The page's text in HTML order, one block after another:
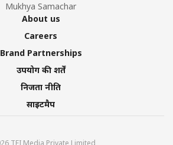
Mukhya Samachar
About us
Careers
Brand Partnerships
उपयोग की शर्तें
निजता नीति
साइटमैप